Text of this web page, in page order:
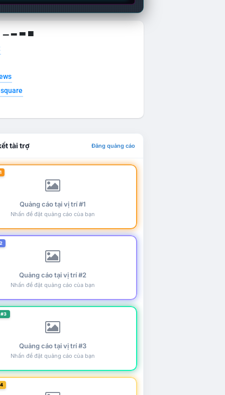
▁ ▂ ▃ ▄
tài trợ Đăng quảng cáo
Quảng cáo tại vị trí #1
Nhấn để đặt quảng cáo của bạn
Quảng cáo tại vị trí #2
Nhấn để đặt quảng cáo của bạn
Quảng cáo tại vị trí #3
Nhấn để đặt quảng cáo của bạn